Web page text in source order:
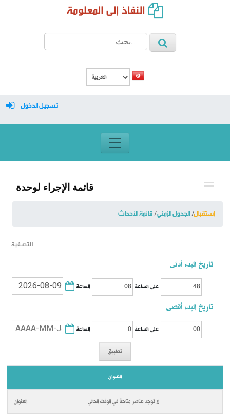
تسجيل الدخول
معرف تسجيل الدخول
نسيت كلمة المرور
قائمة الإجراء لوحدة
إستقبال الجدول الزمني قائمة الأحداث
التصفية
تاريخ البدء أدنى
على الساعة
تاريخ البدء أقصى
على الساعة
تطبيق
العنوان
لا توجد عناصر متاحة في الوقت الحالي